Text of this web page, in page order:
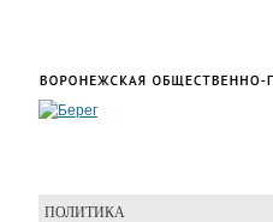
ПОЛИТИКА